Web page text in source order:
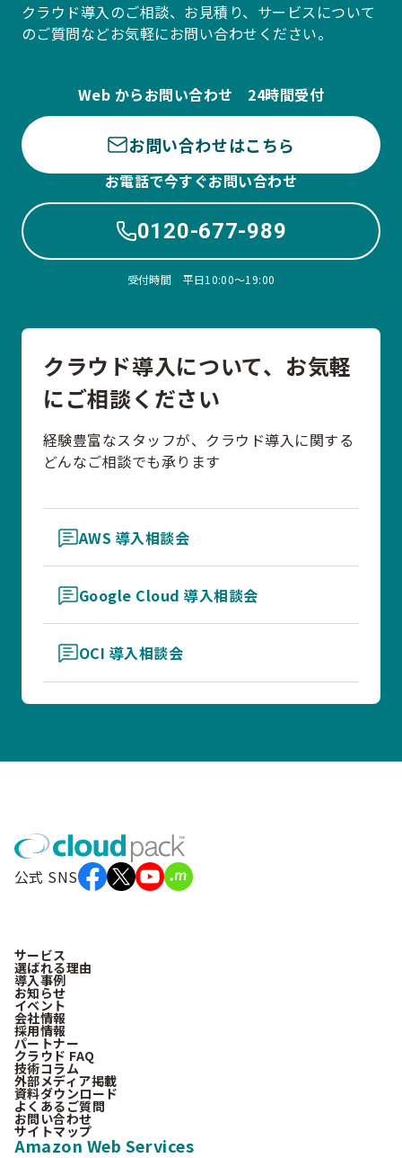
クラウド導入のご相談、お見積り、サービスについて
のご質問などお気軽にお問い合わせください。
Web からお問い合わせ 24時間受付
お問い合わせはこちら
お電話で今すぐお問い合わせ
0120-677-989
受付時間 平日10:00〜19:00
クラウド導入について、お気軽
にご相談ください
経験豊富なスタッフが、クラウド導入に関する
どんなご相談でも承ります
AWS 導入相談会
Google Cloud 導入相談会
OCI 導入相談会
公式 SNS
サービス
選ばれる理由
導入事例
お知らせ
イベント
会社情報
採用情報
パートナー
クラウド FAQ
技術コラム
外部メディア掲載
資料ダウンロード
よくあるご質問
お問い合わせ
サイトマップ
Amazon Web Services